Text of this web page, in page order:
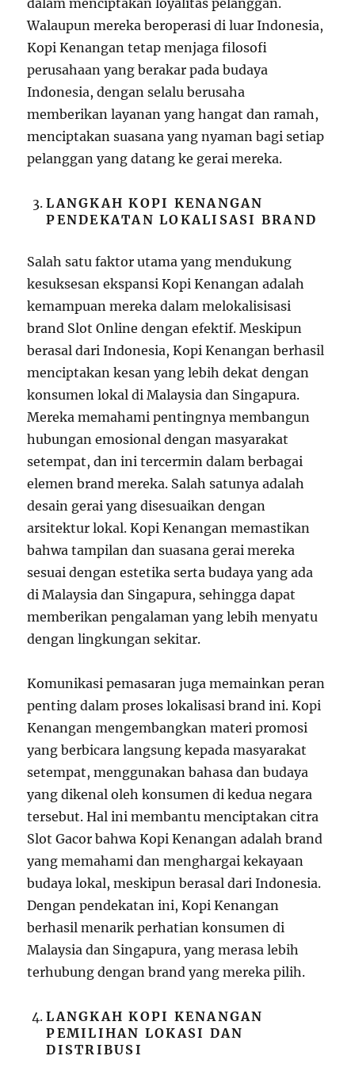
Walaupun mereka beroperasi di luar Indonesia,
Kopi Kenangan tetap menjaga filosofi
perusahaan yang berakar pada budaya
Indonesia, dengan selalu berusaha
memberikan layanan yang hangat dan ramah,
menciptakan suasana yang nyaman bagi setiap
pelanggan yang datang ke gerai mereka.
LANGKAH KOPI KENANGAN
PENDEKATAN LOKALISASI BRAND
Salah satu faktor utama yang mendukung
kesuksesan ekspansi Kopi Kenangan adalah
kemampuan mereka dalam melokalisisasi
brand Slot Online dengan efektif. Meskipun
berasal dari Indonesia, Kopi Kenangan berhasil
menciptakan kesan yang lebih dekat dengan
konsumen lokal di Malaysia dan Singapura.
Mereka memahami pentingnya membangun
hubungan emosional dengan masyarakat
setempat, dan ini tercermin dalam berbagai
elemen brand mereka. Salah satunya adalah
desain gerai yang disesuaikan dengan
arsitektur lokal. Kopi Kenangan memastikan
bahwa tampilan dan suasana gerai mereka
sesuai dengan estetika serta budaya yang ada
di Malaysia dan Singapura, sehingga dapat
memberikan pengalaman yang lebih menyatu
dengan lingkungan sekitar.
Komunikasi pemasaran juga memainkan peran
penting dalam proses lokalisasi brand ini. Kopi
Kenangan mengembangkan materi promosi
yang berbicara langsung kepada masyarakat
setempat, menggunakan bahasa dan budaya
yang dikenal oleh konsumen di kedua negara
tersebut. Hal ini membantu menciptakan citra
Slot Gacor bahwa Kopi Kenangan adalah brand
yang memahami dan menghargai kekayaan
budaya lokal, meskipun berasal dari Indonesia.
Dengan pendekatan ini, Kopi Kenangan
berhasil menarik perhatian konsumen di
Malaysia dan Singapura, yang merasa lebih
terhubung dengan brand yang mereka pilih.
LANGKAH KOPI KENANGAN
PEMILIHAN LOKASI DAN
DISTRIBUSI